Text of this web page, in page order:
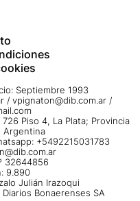
Septiembre 1993
/ vpignaton@dib.com.ar /
Piso 4, La Plata; Provincia
Argentina
+5492215031783
32644856
9.890
Julián Irazoqui
Bonaerenses SA